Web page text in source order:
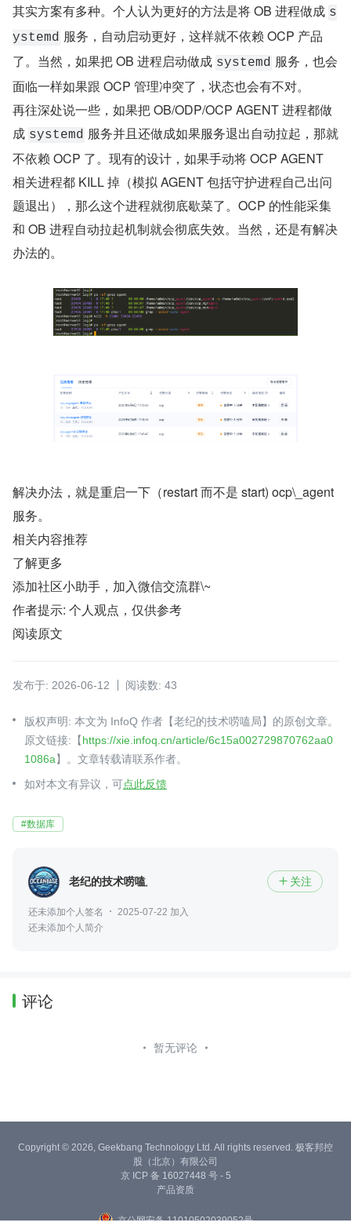
其实方案有多种。个人认为更好的方法是将 OB 进程做成 s
ystemd 服务，自动启动更好，这样就不依赖 OCP 产品
了。当然，如果把 OB 进程启动做成 systemd 服务，也会
面临一样如果跟 OCP 管理冲突了，状态也会有不对。
再往深处说一些，如果把 OB/ODP/OCP AGENT 进程都做
成 systemd 服务并且还做成如果服务退出自动拉起，那就
不依赖 OCP 了。现有的设计，如果手动将 OCP AGENT
相关进程都 KILL 掉（模拟 AGENT 包括守护进程自己出问
题退出），那么这个进程就彻底歇菜了。OCP 的性能采集
和 OB 进程自动拉起机制就会彻底失效。当然，还是有解决
办法的。
解决办法，就是重启一下（restart 而不是 start) ocp\_agent
服务。
相关内容推荐
了解更多
添加社区小助手，加入微信交流群\~
作者提示: 个人观点，仅供参考
阅读原文
发布于: 2026-06-12 阅读数: 43
版权声明: 本文为 InfoQ 作者【老纪的技术唠嗑局】的原创文章。
原文链接:【https://xie.infoq.cn/article/6c15a002729870762aa0
1086a】。文章转载请联系作者。
如对本文有异议，可点此反馈
#数据库
老纪的技术唠嗑局  关注
还未添加个人签名
2025-07-22 加入
还未添加个人简介
评论
暂无评论
Copyright © 2026, Geekbang Technology Ltd. All rights reserved. 极客邦控
股（北京）有限公司
京 ICP 备 16027448 号 - 5
产品资质